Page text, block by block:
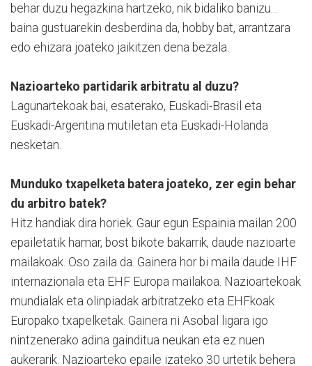
behar duzu hegazkina hartzeko, nik bidaliko banizu...
baina gustuarekin desberdina da, hobby bat, arrantzara
edo ehizara joateko jaikitzen dena bezala.
Nazioarteko partidarik arbitratu al duzu?
Lagunartekoak bai, esaterako, Euskadi-Brasil eta
Euskadi-Argentina mutiletan eta Euskadi-Holanda
nesketan.
Munduko txapelketa batera joateko, zer egin behar
du arbitro batek?
Hitz handiak dira horiek. Gaur egun Espainia mailan 200
epailetatik hamar, bost bikote bakarrik, daude nazioarte
mailakoak. Oso zaila da. Gainera hor bi maila daude IHF
internazionala eta EHF Europa mailakoa. Nazioartekoak
mundialak eta olinpiadak arbitratzeko eta EHFkoak
Europako txapelketak. Gainera ni Asobal ligara igo
nintzenerako adina gainditua neukan eta ez nuen
aukerarik. Nazioarteko epaile izateko 30 urtetik behera